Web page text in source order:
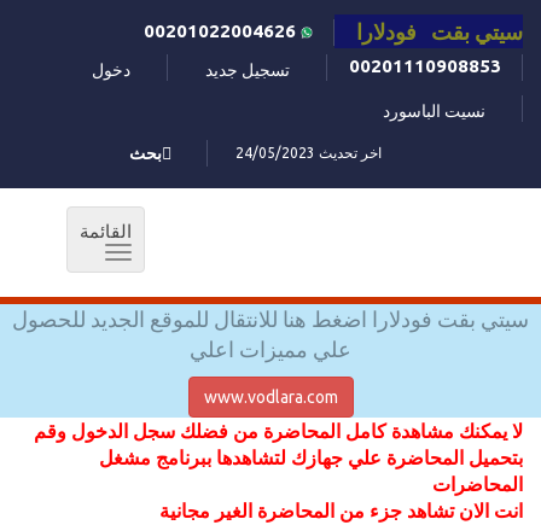
سيتي بقت فودلارا
00201110908853
تسجيل جديد دخول
نسيت الباسورد
اخر تحديث 24/05/2023 بحث
القائمة
Toggle
سيتي بقت فودلارا اضغط هنا للانتقال للموقع الجديد للحصول
علي مميزات اعلي
www.vodlara.com
لا يمكنك مشاهدة كامل المحاضرة من فضلك سجل الدخول وقم
بتحميل المحاضرة علي جهازك لتشاهدها ببرنامج مشغل
المحاضرات
انت الان تشاهد جزء من المحاضرة الغير مجانية